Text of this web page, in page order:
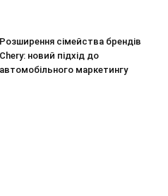
Розширення сімейства брендів
Chery: новий підхід до
автомобільного маркетингу